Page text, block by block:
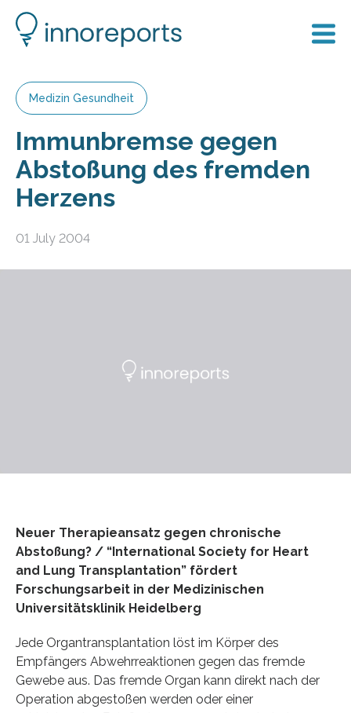
Medizin Gesundheit
Immunbremse gegen
Abstoßung des fremden
Herzens
01 July 2004
Neuer Therapieansatz gegen chronische
Abstoßung? / “International Society for Heart
and Lung Transplantation” fördert
Forschungsarbeit in der Medizinischen
Universitätsklinik Heidelberg
Jede Organtransplantation löst im Körper des
Empfängers Abwehrreaktionen gegen das fremde
Gewebe aus. Das fremde Organ kann direkt nach der
Operation abgestoßen werden oder einer